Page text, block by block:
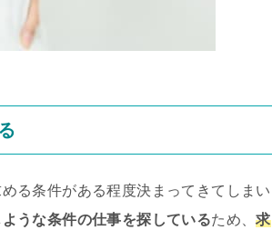
る条件がある程度決まってきてしまい
うな条件の仕事を探しているため、求